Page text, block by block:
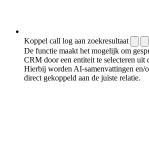
Koppel call log aan zoekresultaat
De functie maakt het mogelijk om
CRM door een entiteit te selecteren uit
Hierbij worden AI-samenvattingen en/
direct gekoppeld aan de juiste relatie.